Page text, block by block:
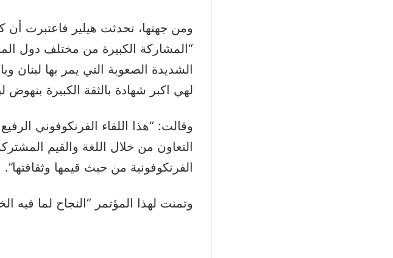
ومن جهتها، تحدثت هيلير فاعتبرت أن
“المشاركة الكبيرة من مختلف دول
الشديدة الصعوبة التي يمر بها لبنان
لهي اكبر شهادة بالثقة الكبيرة
وقالت: “هذا اللقاء الفرنكوفوني
التعاون من خلال اللغة والقيم
الفرنكوفونية من حيث قيمها وثقافتها”.
وتمنت لهذا المؤتمر “النجاح لما فيه